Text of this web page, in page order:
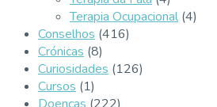
Terapia Ocupacional (4)
Conselhos (416)
Crónicas (8)
Curiosidades (126)
Cursos (1)